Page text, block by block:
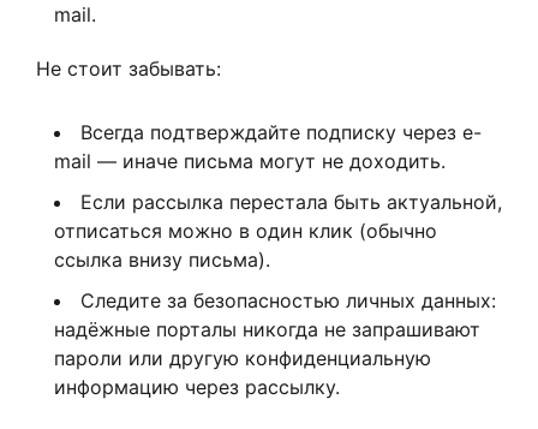
mail.
Не стоит забывать:
Всегда подтверждайте подписку через e-
mail — иначе письма могут не доходить.
Если рассылка перестала быть актуальной,
отписаться можно в один клик (обычно
ссылка внизу письма).
Следите за безопасностью личных данных:
надёжные порталы никогда не запрашивают
пароли или другую конфиденциальную
информацию через рассылку.